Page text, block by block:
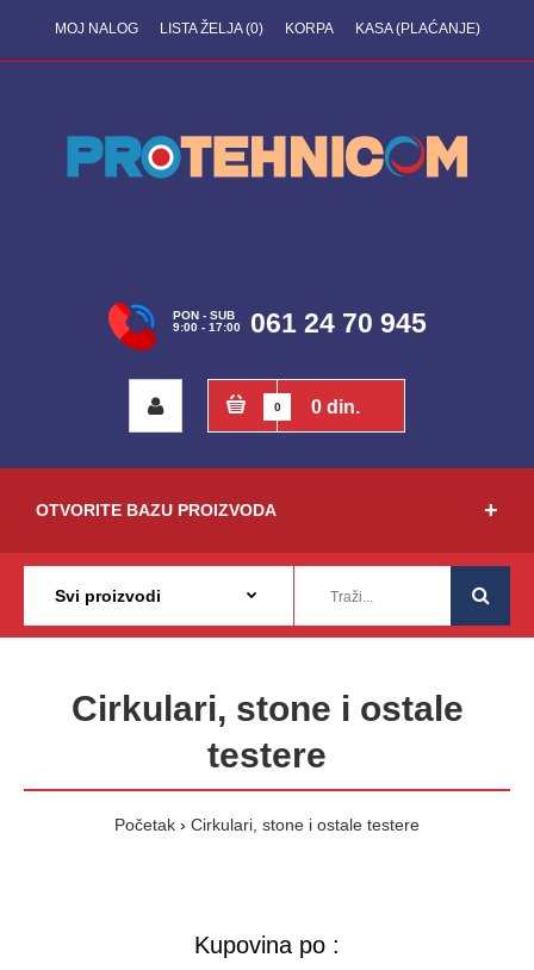
MOJ NALOG LISTA ŽELJA (0) KORPA KASA (PLAĆANJE)
PON - SUB
9:00 - 17:00
061 24 70 945
0 0 din.
OTVORITE BAZU PROIZVODA
Cirkulari, stone i ostale
testere
Početak Cirkulari, stone i ostale testere
Kupovina po :